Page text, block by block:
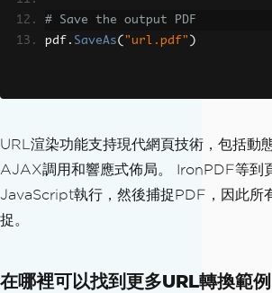
# Save the output PDF
pdf . SaveAs( "url.pdf" )
URL渲染功能支持現代網頁技術，包括動
AJAX調用和響應式佈局。 IronPDF等到
JavaScript執行，然後捕捉PDF，因此所
捉。
在哪裡可以找到更多URL轉換範例